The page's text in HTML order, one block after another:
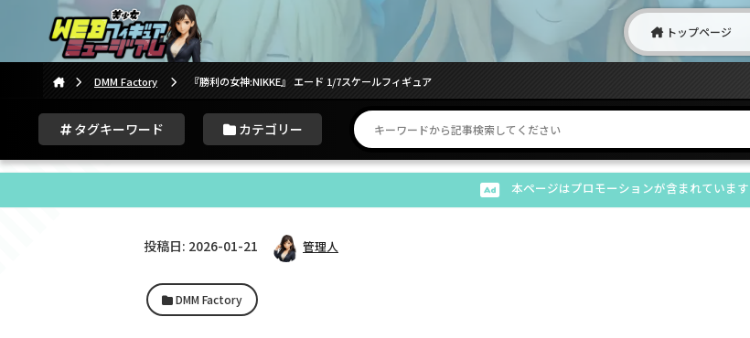
トップページ
DMM Factory 『勝利の女神:NIKKE』 エード 1/7スケールフィギュア
タグキーワード カテゴリー
本ページはプロモーションが含まれています
投稿日: 2026-01-21 管理人
DMM Factory